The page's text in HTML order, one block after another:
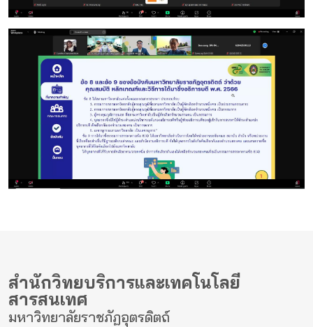
สำนักวิทยบริการและเทคโนโลยี
สารสนเทศ
มหาวิทยาลัยราชภัฏอุตรดิตถ์